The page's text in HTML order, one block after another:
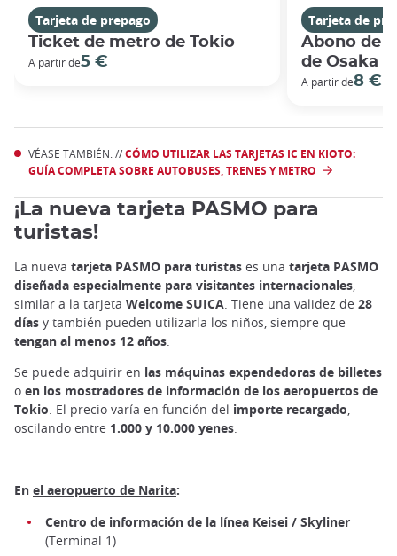
Tarjeta de prepago
Ticket de metro de Tokio
A partir de5 €
Tarjeta de
Abono de
de Osaka
A partir de8 €
VÉASE TAMBIÉN: //CÓMO UTILIZAR LAS TARJETAS IC EN KIOTO:
GUÍA COMPLETA SOBRE AUTOBUSES, TRENES Y METRO
¡La nueva tarjeta PASMO para
turistas!
La nueva tarjeta PASMO para turistas es una tarjeta PASMO
diseñada especialmente para visitantes internacionales,
similar a la tarjeta Welcome SUICA. Tiene una validez de 28
días y también pueden utilizarla los niños, siempre que
tengan al menos 12 años.
Se puede adquirir en las máquinas expendedoras de billetes
o en los mostradores de información de los aeropuertos de
Tokio. El precio varía en función del importe recargado,
oscilando entre 1.000 y 10.000 yenes.
En el aeropuerto de Narita:
Centro de información de la línea Keisei / Skyliner
(Terminal 1)